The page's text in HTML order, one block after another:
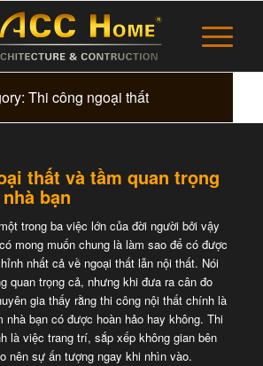
Thi công ngoại thất
thất và tầm quan trọng
bạn
trong ba việc lớn của đời người bởi vậy
mong muốn chung là làm sao để có được
nhất cả về ngoại thất lẫn nội thất. Nói
quan trọng cả, nhưng khi đưa ra cân đo
gia thấy rằng thi công nội thất chính là
nhà bạn có được hoàn hảo hay không. Thi
là việc trang trí, sắp xếp không gian bên
nên sự ấn tượng ngay khi nhìn vào.